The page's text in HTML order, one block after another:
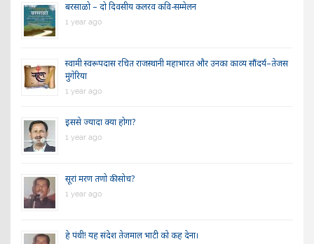
बरसाळो – दो दिवसीय कलरव कवि-सम्मेलन
1 year ago
स्वामी स्वरूपदास रचित राजस्थानी महाभारत और उनका काव्य सौंदर्य–तेजस
मुंगेरिया
1 year ago
इससे ज्यादा क्या होगा?
1 year ago
सूरां मरण तणो की सोच?
1 year ago
हे पंथी! यह संदेश तेजमाल भाटी को कह देना।